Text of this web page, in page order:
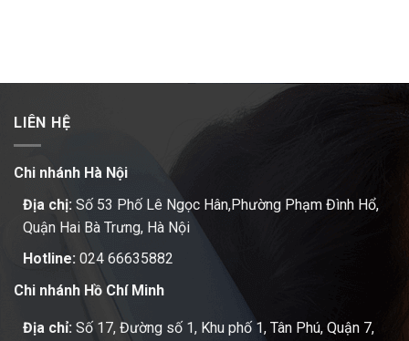
LIÊN HỆ
Chi nhánh Hà Nội
Địa chị: Số 53 Phố Lê Ngọc Hân,Phường Phạm Đình Hổ,
Quận Hai Bà Trưng, Hà Nội
Hotline: 024 66635882
Chi nhánh Hồ Chí Minh
Địa chỉ: Số 17, Đường số 1, Khu phố 1, Tân Phú, Quận 7,